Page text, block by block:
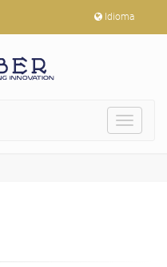
Idioma
Toggle